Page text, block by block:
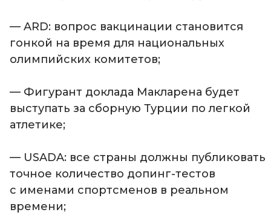
— ARD: вопрос вакцинации становится
гонкой на время для национальных
олимпийских комитетов;
— Фигурант доклада Макларена будет
выступать за сборную Турции по легкой
атлетике;
— USADA: все страны должны публиковать
точное количество допинг-тестов
с именами спортсменов в реальном
времени;